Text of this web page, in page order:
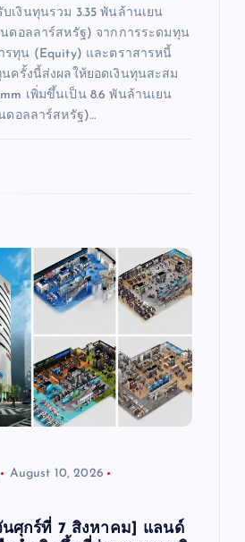
บเงินทุนรวม 3.35 พันล้านเยน
ดอลลาร์สหรัฐ) จากการระดมทุน
รทุน (Equity) และตราสารหนี้
ครั้งนี้ส่งผลให้ยอดเงินทุนสะสม
เพิ่มขึ้นเป็น 8.6 พันล้านเยน
ดอลลาร์สหรัฐ)…
August 10, 2026
นศุกร์ที่ 7 สิงหาคม] แลนด์